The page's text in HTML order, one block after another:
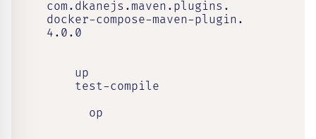
     com.dkanejs.maven.plugins.
     docker-compose-maven-plugin.
     4.0.0
         up
         test-compile
           op